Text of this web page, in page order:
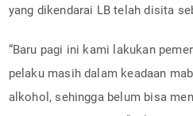
yang dikendarai LB telah disita
“Baru pagi ini kami lakukan
pelaku masih dalam keadaan
alkohol, sehingga belum bisa